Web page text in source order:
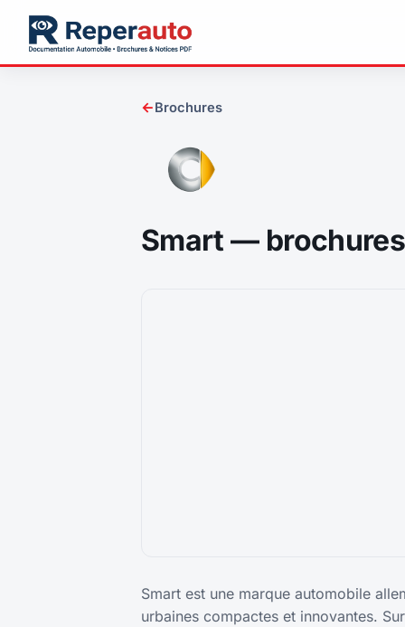
←Brochures
Smart — brochures
Smart est une marque automobile
urbaines compactes et innovantes.